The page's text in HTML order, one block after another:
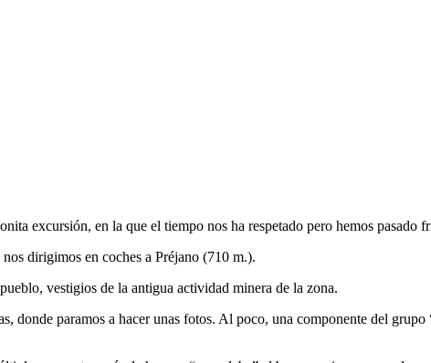
excursión, en la que el tiempo nos ha respetado pero hemos pasado
dirigimos en coches a Préjano (710 m.).
vestigios de la antigua actividad minera de la zona.
donde paramos a hacer unas fotos. Al poco, una componente del